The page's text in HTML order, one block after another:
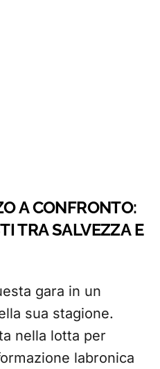
A CONFRONTO:
TRA SALVEZZA E
gara in un
sua stagione.
nella lotta per
labronica